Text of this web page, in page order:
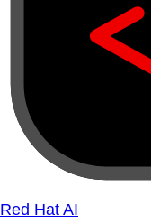
Red Hat AI